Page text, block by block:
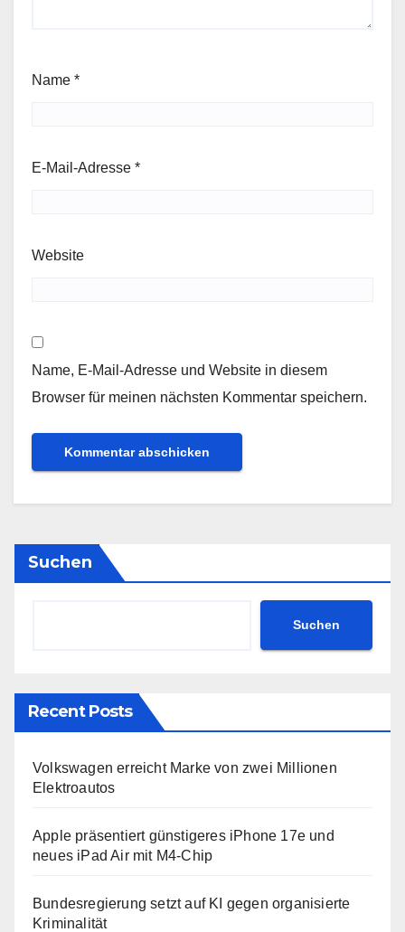
Name *
E-Mail-Adresse *
Website
Name, E-Mail-Adresse und Website in diesem
Browser für meinen nächsten Kommentar speichern.
Suchen
Suchen
Recent Posts
Volkswagen erreicht Marke von zwei Millionen
Elektroautos
Apple präsentiert günstigeres iPhone 17e und
neues iPad Air mit M4-Chip
Bundesregierung setzt auf KI gegen organisierte
Kriminalität